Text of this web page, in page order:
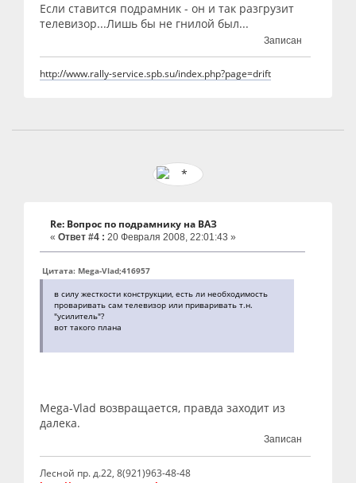
Если ставится подрамник - он и так разгрузит
телевизор...Лишь бы не гнилой был...
Записан
http://www.rally-service.spb.su/index.php?page=drift
Re: Вопрос по подрамнику на ВАЗ
« Ответ #4 : 20 Февраля 2008, 22:01:43 »
Цитата: Mega-Vlad;416957
в силу жесткости конструкции, есть ли необходимость
проваривать сам телевизор или приваривать т.н.
"усилитель"?
вот такого плана
Mega-Vlad возвращается, правда заходит из
далека.
Записан
Лесной пр. д.22, 8(921)963-48-48